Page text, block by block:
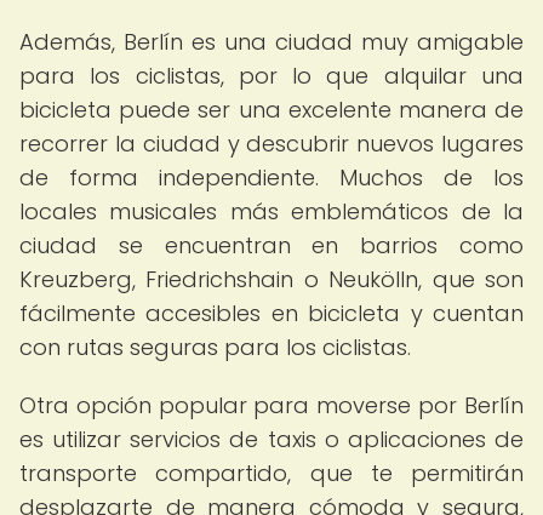
Además, Berlín es una ciudad muy amigable
para los ciclistas, por lo que alquilar una
bicicleta puede ser una excelente manera de
recorrer la ciudad y descubrir nuevos lugares
de forma independiente. Muchos de los
locales musicales más emblemáticos de la
ciudad se encuentran en barrios como
Kreuzberg, Friedrichshain o Neukölln, que son
fácilmente accesibles en bicicleta y cuentan
con rutas seguras para los ciclistas.
Otra opción popular para moverse por Berlín
es utilizar servicios de taxis o aplicaciones de
transporte compartido, que te permitirán
desplazarte de manera cómoda y segura,